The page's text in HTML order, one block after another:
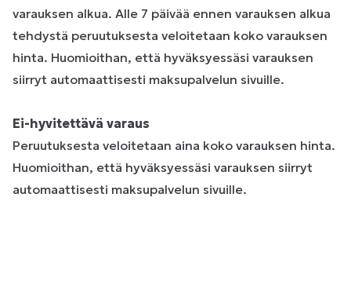
varauksen alkua. Alle 7 päivää ennen varauksen alkua
tehdystä peruutuksesta veloitetaan koko varauksen
hinta. Huomioithan, että hyväksyessäsi varauksen
siirryt automaattisesti maksupalvelun sivuille.
Ei-hyvitettävä varaus
Peruutuksesta veloitetaan aina koko varauksen hinta.
Huomioithan, että hyväksyessäsi varauksen siirryt
automaattisesti maksupalvelun sivuille.